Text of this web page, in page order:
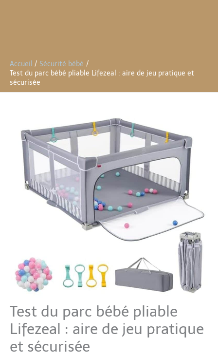
Accueil
Sécurité bébé
Test du parc bébé pliable Lifezeal : aire de jeu pratique et
sécurisée
Test du parc bébé pliable
Lifezeal : aire de jeu pratique
et sécurisée